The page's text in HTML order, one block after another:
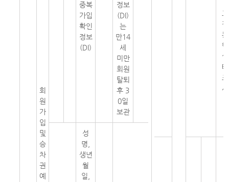
회
원
가
입
및
승
차
권
예
중복
가입
확인
정보
(DI)
정보
(DI)
는
만14
세
미만
회원
탈퇴
후 3
0일
보관
성
명,
생년
월
일,
고
객
통
행
실
태
조
사